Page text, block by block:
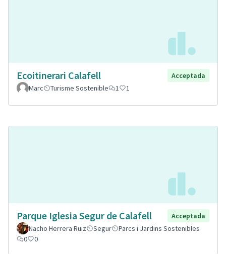
Ecoitinerari Calafell
Acceptada
Marc
Turisme Sostenible 1 1
Parque Iglesia Segur de Calafell
Acceptada
Nacho Herrera Ruiz
Segur
Parcs i Jardins Sostenibles
0
0